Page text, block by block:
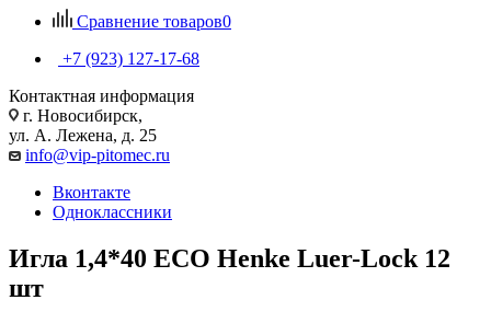
Сравнение товаров0
+7 (923) 127-17-68
Контактная информация
г. Новосибирск,
ул. А. Лежена, д. 25
info@vip-pitomec.ru
Вконтакте
Одноклассники
Игла 1,4*40 ECO Henke Luer-Lock 12
шт